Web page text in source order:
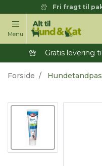
Fri fragt til
Menu
Gratis levering
Forside